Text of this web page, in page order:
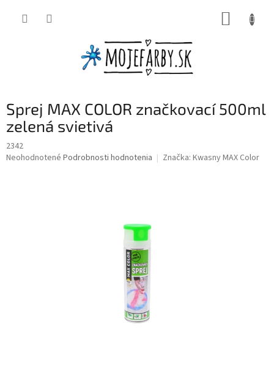
Sprej MAX COLOR značkovací 500ml
zelená svietivá
2342
Priemerné
Neohodnotené Podrobnosti hodnotenia Značka: Kwasny MAX Color